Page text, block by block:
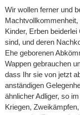
Wir wollen ferner und
Kinder, Erben
sind, und deren
Ehe geborenen
Wappen gebrauchen
dass Ihr sie von jetzt
anständigen
ähnlicher Adliger, so
Kriegen,